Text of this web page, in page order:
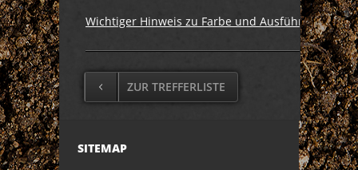
Wichtiger Hinweis zu Farbe und Ausführung
ZUR TREFFERLISTE
SITEMAP